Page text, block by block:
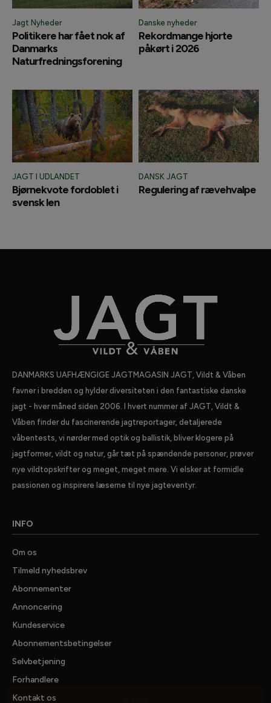
Jagt Nyheder
Politikere har fået nok af
Danmarks
Naturfredningsforening
Danske nyheder
Rekordmange hjorte
påkørt i 2026
JAGT I UDLANDET
Bjørnekvote fordoblet i
svensk len
DANSK JAGT
Regulering af rævehvalpe
DANMARKS UAFHÆNGIGE JAGTMAGASIN JAGT, Vildt & Våben
favner i bredden og hylder diversiteten i den fantastiske danske
jagt - hver måned siden 2006. I hvert nummer af JAGT, Vildt &
Våben finder du fascinerende jagtreportager, detaljerede
våbentests, vi nørder med optik og ballistik, bliver klogere på
jagtformer, vildt og natur, går tæt på spændende personer, prøver
nye vildtopskrifter og meget, meget mere. Vi elsker at formidle
passionen og inspirere læserne til nye jagteventyr.
INFO
Om os
Tilmeld nyhedsbrev
Abonnementer
Annoncering
Kundeservice
Abonnementsbetingelser
Selvbetjening
Forhandlere
Kontakt os